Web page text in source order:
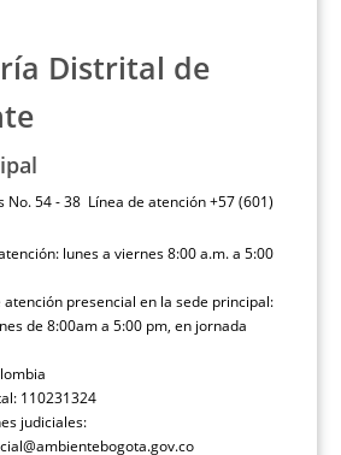
Distrital de
No. 54 - 38 Línea de atención +57 (601)
lunes a viernes 8:00 a.m. a 5:00
atención presencial en la sede principal:
de 8:00am a 5:00 pm, en jornada
110231324
judiciales: